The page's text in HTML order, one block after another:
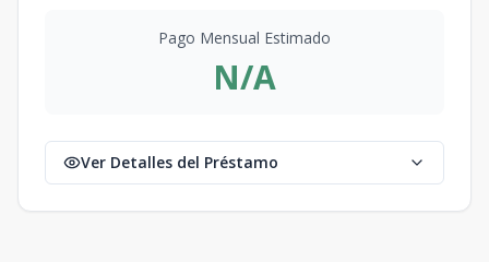
Pago Mensual Estimado
N/A
Ver Detalles del Préstamo